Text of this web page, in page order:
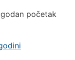
početak